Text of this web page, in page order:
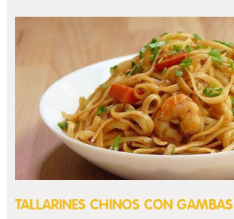
TALLARINES CHINOS CON GAMBAS